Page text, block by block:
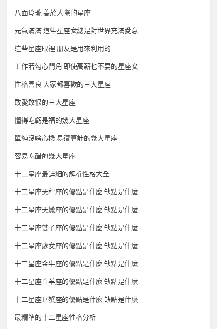
八面玲瓏 善於人際的星座
元氣滿滿 這些星座女總是對世界充滿愛意
這些星座眼裡 朋友是用來利用的
工作若勾心鬥角 即使高薪也不要的星座女
性格善良 大家都喜歡的三大星座
敢愛敢恨的三大星座
懂得吃虧是福的幾大星座
單純沒啥心機 易遭算計的幾大星座
容易吃醋的幾大星座
十二星座最詳細的解析性格大全
十二星座天秤座的優點是什麼 缺點是什麼
十二星座天蠍座的優點是什麼 缺點是什麼
十二星座雙子座的優點是什麼 缺點是什麼
十二星座處女座的優點是什麼 缺點是什麼
十二星座金牛座的優點是什麼 缺點是什麼
十二星座白羊座的優點是什麼 缺點是什麼
十二星座巨蟹座的優點是什麼 缺點是什麼
最精準的十二星座性格分析